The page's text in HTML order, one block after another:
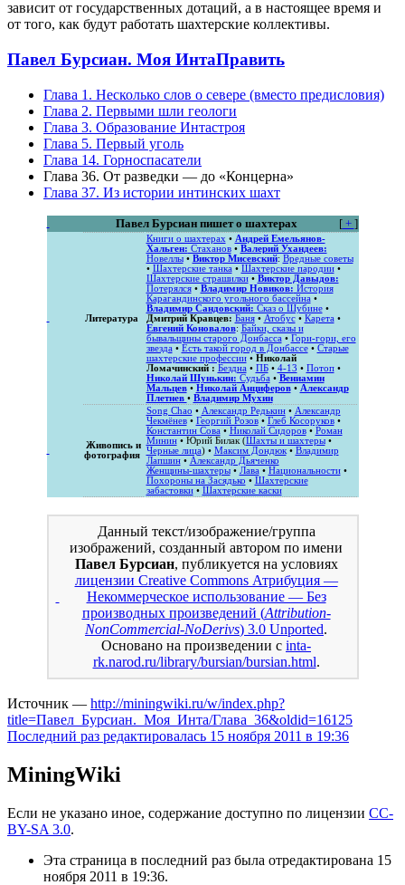
зависит от государственных дотаций, а в настоящее время и
от того, как будут работать шахтерские коллективы.
Павел Бурсиан. Моя ИнтаПравить
Глава 1. Несколько слов о севере (вместо предисловия)
Глава 2. Первыми шли геологи
Глава 3. Образование Интастроя
Глава 5. Первый уголь
Глава 14. Горноспасатели
Глава 36. От разведки — до «Концерна»
Глава 37. Из истории интинских шахт
[+ ]
Павел Бурсиан пишет о шахтерах
Литература
Книги о шахтерах • Андрей Емельянов-
Хальген: Стаханов• Валерий Ухандеев:
Новеллы• Виктор Мисевский: Вредные советы
• Шахтерские танка• Шахтерские пародии•
Шахтерские страшилки• Виктор Давыдов:
Потерялся• Владимир Новиков: История
Карагандинского угольного бассейна•
Владимир Сандовский: Сказ о Шубине•
Дмитрий Кравцев: Баня• Атобус• Карета•
Евгений Коновалов: Байки, сказы и
бывальщины старого Донбасса• Гори-гори, его
звезда• Есть такой город в Донбассе• Старые
шахтерские профессии• Николай
Ломачинский : Бездна• ПБ• 4-13 • Потоп•
Николай Шунькин: Судьба• Вениамин
Мальцев• Николай Анциферов• Александр
Плетнев • Владимир Мухин
Живопись и
фотография
Song Chao • Александр Редькин• Александр
Чекмёнев• Георгий Розов• Глеб Косоруков•
Константин Сова• Николай Сидоров• Роман
Минин• Юрий Билак (Шахты и шахтеры•
Черные лица) • Максим Дондюк• Владимир
Лапшин• Александр Дьяченко
Женщины-шахтеры• Лава• Национальности•
Похороны на Засядько • Шахтерские
забастовки• Шахтерские каски
Данный текст/изображение/группа
изображений, созданный автором по имени
Павел Бурсиан, публикуется на условиях
лицензии Creative Commons Атрибуция —
Некоммерческое использование — Без
производных произведений (Attribution-
NonCommercial-NoDerivs) 3.0 Unported.
Основано на произведении с inta-
rk.narod.ru/library/bursian/bursian.html.
Источник — http://miningwiki.ru/w/index.php?
title=Павел_Бурсиан._Моя_Инта/Глава_36&oldid=16125
Последний раз редактировалась 15 ноября 2011 в 19:36
MiningWiki
Если не указано иное, содержание доступно по лицензии CC-
BY-SA 3.0.
Эта страница в последний раз была отредактирована 15
ноября 2011 в 19:36.